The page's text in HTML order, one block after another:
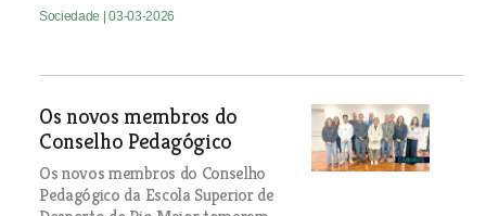
Sociedade | 03-03-2026
Os novos membros do
Conselho Pedagógico
Os novos membros do Conselho
Pedagógico da Escola Superior de